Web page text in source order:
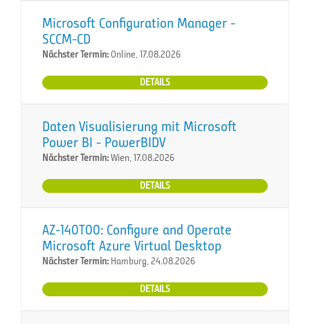
Microsoft Configuration Manager -
SCCM-CD
Nächster Termin:Online, 17.08.2026
DETAILS
Daten Visualisierung mit Microsoft
Power BI - PowerBIDV
Nächster Termin:Wien, 17.08.2026
DETAILS
AZ-140T00: Configure and Operate
Microsoft Azure Virtual Desktop
Nächster Termin: Hamburg, 24.08.2026
DETAILS